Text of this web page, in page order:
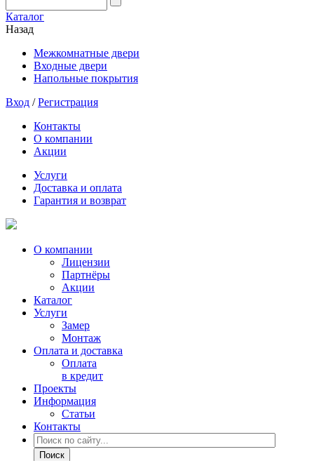
Каталог
Назад
Межкомнатные двери
Входные двери
Напольные покрытия
Вход /Регистрация
Контакты
О компании
Акции
Услуги
Доставка и оплата
Гарантия и возврат
О компании
Лицензии
Партнёры
Акции
Каталог
Услуги
Замер
Монтаж
Оплата и доставка
Оплата
в кредит
Проекты
Информация
Статьи
Контакты